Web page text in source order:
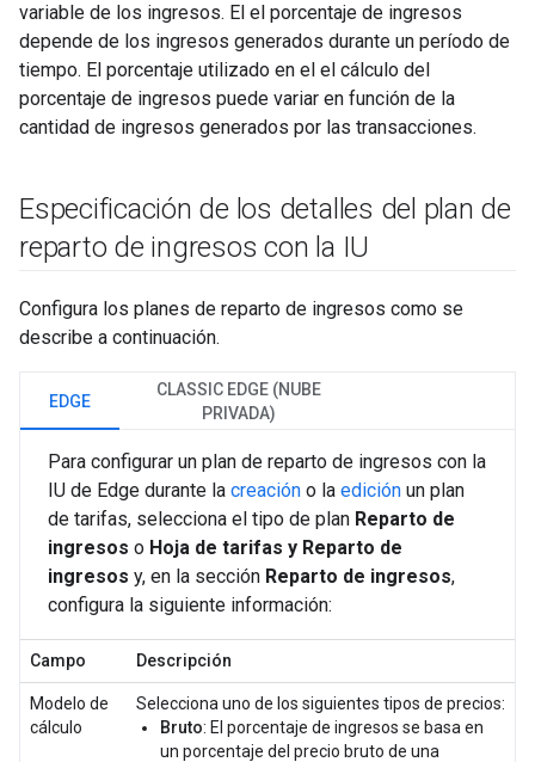
variable de los ingresos. El el porcentaje de ingresos
depende de los ingresos generados durante un período de
tiempo. El porcentaje utilizado en el el cálculo del
porcentaje de ingresos puede variar en función de la
cantidad de ingresos generados por las transacciones.
Especificación de los detalles del plan de
reparto de ingresos con la IU
Configura los planes de reparto de ingresos como se
describe a continuación.
EDGE
CLASSIC EDGE (NUBE
PRIVADA)
Para configurar un plan de reparto de ingresos con la
IU de Edge durante la creación o la edición un plan
de tarifas, selecciona el tipo de plan Reparto de
ingresos o Hoja de tarifas y Reparto de
ingresos y, en la sección Reparto de ingresos,
configura la siguiente información:
Campo Descripción
Modelo de
cálculo
Selecciona uno de los siguientes tipos de precios:
Bruto: El porcentaje de ingresos se basa en
un porcentaje del precio bruto de una